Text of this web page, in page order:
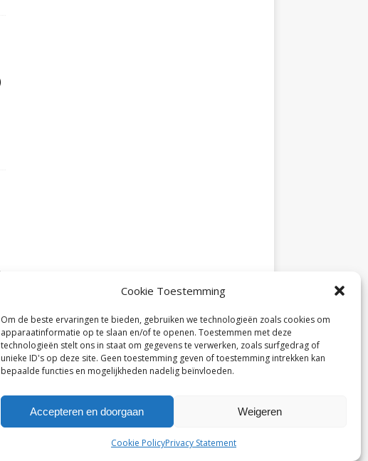
Cookie Toestemming
Om de beste ervaringen te bieden, gebruiken we technologieën zoals cookies om
apparaatinformatie op te slaan en/of te openen. Toestemmen met deze
technologieën stelt ons in staat om gegevens te verwerken, zoals surfgedrag of
unieke ID's op deze site. Geen toestemming geven of toestemming intrekken kan
bepaalde functies en mogelijkheden nadelig beïnvloeden.
Accepteren en doorgaan Weigeren
Cookie PolicyPrivacy Statement